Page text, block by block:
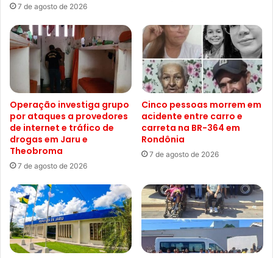
7 de agosto de 2026
Operação investiga grupo
por ataques a provedores
de internet e tráfico de
drogas em Jaru e
Theobroma
7 de agosto de 2026
Cinco pessoas morrem em
acidente entre carro e
carreta na BR-364 em
Rondônia
7 de agosto de 2026